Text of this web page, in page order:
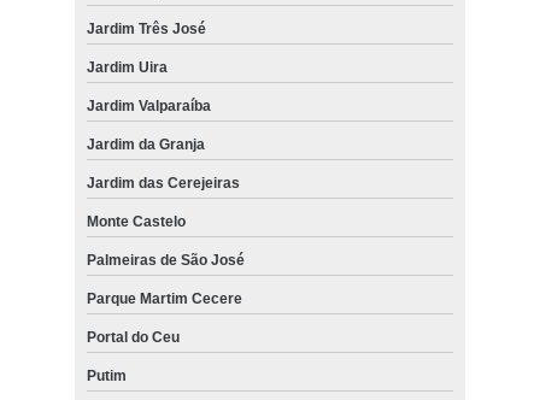
Jardim Três José
Jardim Uira
Jardim Valparaíba
Jardim da Granja
Jardim das Cerejeiras
Monte Castelo
Palmeiras de São José
Parque Martim Cecere
Portal do Ceu
Putim